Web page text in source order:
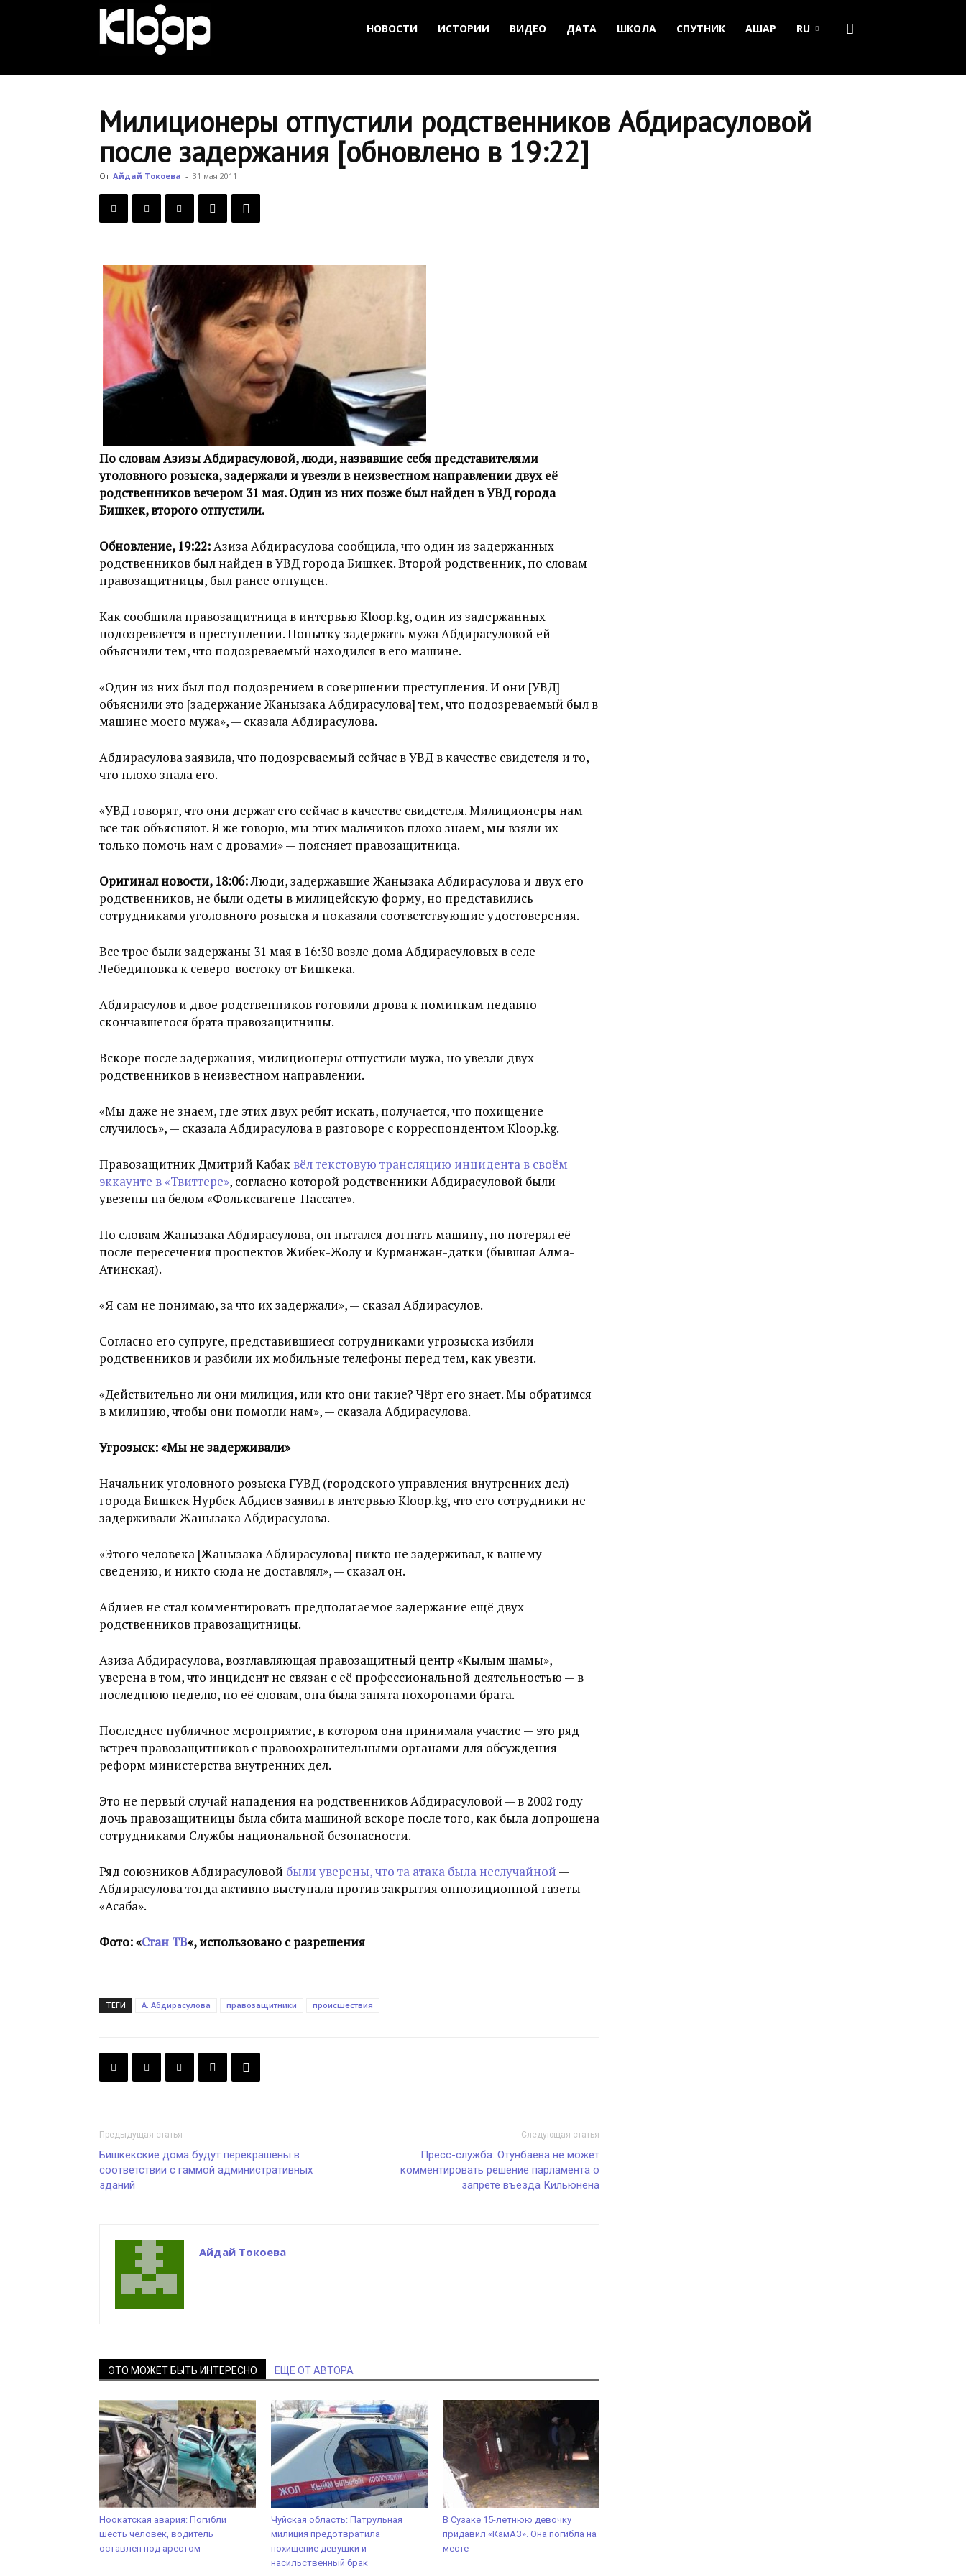
Новости
Кыргызстана
НОВОСТИ ИСТОРИИ ВИДЕО ДАТА ШКОЛА СПУТНИК АШАР RU
Милиционеры отпустили родственников Абдирасуловой
после задержания [обновлено в 19:22]
От Айдай Токоева - 31 мая 2011
По словам Азизы Абдирасуловой, люди, назвавшие себя представителями
уголовного розыска, задержали и увезли в неизвестном направлении двух её
родственников вечером 31 мая. Один из них позже был найден в УВД города
Бишкек, второго отпустили.
Обновление, 19:22:Азиза Абдирасулова сообщила, что один из задержанных
родственников был найден в УВД города Бишкек. Второй родственник, по словам
правозащитницы, был ранее отпущен.
Как сообщила правозащитница в интервью Kloop.kg, один из задержанных
подозревается в преступлении. Попытку задержать мужа Абдирасуловой ей
объяснили тем, что подозреваемый находился в его машине.
«Один из них был под подозрением в совершении преступления. И они [УВД]
объяснили это [задержание Жанызака Абдирасулова] тем, что подозреваемый был в
машине моего мужа», — сказала Абдирасулова.
Абдирасулова заявила, что подозреваемый сейчас в УВД в качестве свидетеля и то,
что плохо знала его.
«УВД говорят, что они держат его сейчас в качестве свидетеля. Милиционеры нам
все так объясняют. Я же говорю, мы этих мальчиков плохо знаем, мы взяли их
только помочь нам с дровами» — поясняет правозащитница.
Оригинал новости, 18:06:Люди, задержавшие Жанызака Абдирасулова и двух его
родственников, не были одеты в милицейскую форму, но представились
сотрудниками уголовного розыска и показали соответствующие удостоверения.
Все трое были задержаны 31 мая в 16:30 возле дома Абдирасуловых в селе
Лебединовка к северо-востоку от Бишкека.
Абдирасулов и двое родственников готовили дрова к поминкам недавно
скончавшегося брата правозащитницы.
Вскоре после задержания, милиционеры отпустили мужа, но увезли двух
родственников в неизвестном направлении.
«Мы даже не знаем, где этих двух ребят искать, получается, что похищение
случилось», — сказала Абдирасулова в разговоре с корреспондентом Kloop.kg.
Правозащитник Дмитрий Кабак вёл текстовую трансляцию инцидента в своём
эккаунте в «Твиттере», согласно которой родственники Абдирасуловой были
увезены на белом «Фольксвагене-Пассате».
По словам Жанызака Абдирасулова, он пытался догнать машину, но потерял её
после пересечения проспектов Жибек-Жолу и Курманжан-датки (бывшая Алма-
Атинская).
«Я сам не понимаю, за что их задержали», — сказал Абдирасулов.
Согласно его супруге, представившиеся сотрудниками угрозыска избили
родственников и разбили их мобильные телефоны перед тем, как увезти.
«Действительно ли они милиция, или кто они такие? Чёрт его знает. Мы обратимся
в милицию, чтобы они помогли нам», — сказала Абдирасулова.
Угрозыск: «Мы не задерживали»
Начальник уголовного розыска ГУВД (городского управления внутренних дел)
города Бишкек Нурбек Абдиев заявил в интервью Kloop.kg, что его сотрудники не
задерживали Жанызака Абдирасулова.
«Этого человека [Жанызака Абдирасулова] никто не задерживал, к вашему
сведению, и никто сюда не доставлял», — сказал он.
Абдиев не стал комментировать предполагаемое задержание ещё двух
родственников правозащитницы.
Азиза Абдирасулова, возглавляющая правозащитный центр «Кылым шамы»,
уверена в том, что инцидент не связан с её профессиональной деятельностью — в
последнюю неделю, по её словам, она была занята похоронами брата.
Последнее публичное мероприятие, в котором она принимала участие — это ряд
встреч правозащитников с правоохранительными органами для обсуждения
реформ министерства внутренних дел.
Это не первый случай нападения на родственников Абдирасуловой — в 2002 году
дочь правозащитницы была сбита машиной вскоре после того, как была допрошена
сотрудниками Службы национальной безопасности.
Ряд союзников Абдирасуловой были уверены, что та атака была неслучайной —
Абдирасулова тогда активно выступала против закрытия оппозиционной газеты
«Асаба».
Фото: «Стан ТВ«, использовано с разрешения
ТЕГИ А. Абдирасулова правозащитники происшествия
Предыдущая статья
Бишкекские дома будут перекрашены в
соответствии с гаммой административных
зданий
Следующая статья
Пресс-служба: Отунбаева не может
комментировать решение парламента о
запрете въезда Кильюнена
Айдай Токоева
ЭТО МОЖЕТ БЫТЬ ИНТЕРЕСНО ЕЩЕ ОТ АВТОРА
Ноокатская авария: Погибли
шесть человек, водитель
оставлен под арестом
Чуйская область: Патрульная
милиция предотвратила
похищение девушки и
насильственный брак
В Сузаке 15-летнюю девочку
придавил «КамАЗ». Она погибла на
месте